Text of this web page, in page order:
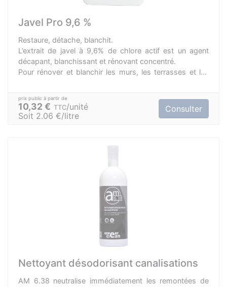
Javel Pro 9,6 %
Restaure, détache, blanchit.
L’extrait de javel à 9,6% de chlore actif est un agent
décapant, blanchissant et rénovant concentré.
Pour rénover et blanchir les murs, les terrasses et les
Peut blanchir le linge.
Economique car concentré et très actif.
10,32 € TTC unité
Soit 2.06 €/litre
Consulter
Nettoyant désodorisant canalisations
AM 6.38 neutralise immédiatement les remontées de